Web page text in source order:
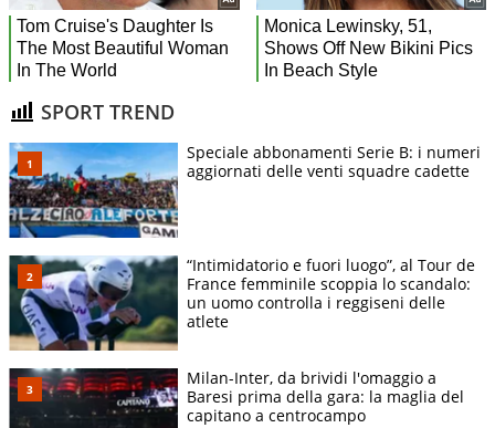
SPORT TREND
Speciale abbonamenti Serie B: i numeri
aggiornati delle venti squadre cadette
“Intimidatorio e fuori luogo”, al Tour de
France femminile scoppia lo scandalo:
un uomo controlla i reggiseni delle
atlete
Milan-Inter, da brividi l'omaggio a
Baresi prima della gara: la maglia del
capitano a centrocampo